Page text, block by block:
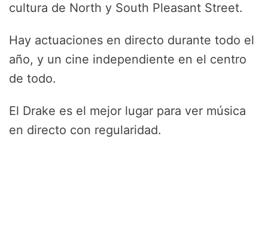
cultura de North y South Pleasant Street.
Hay actuaciones en directo durante todo el
año, y un cine independiente en el centro
de todo.
El Drake es el mejor lugar para ver música
en directo con regularidad.